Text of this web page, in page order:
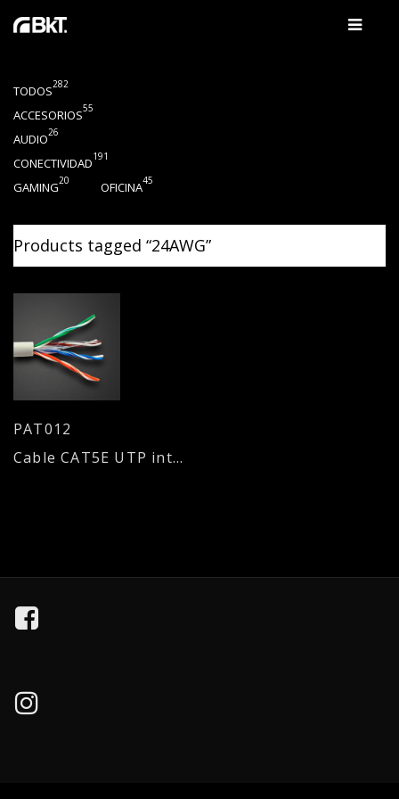
TODOS282
ACCESORIOS55
AUDIO26
CONECTIVIDAD191
GAMING20 OFICINA45
Products tagged “24AWG”
PAT012
Cable CAT5E UTP interior 24AWG, sólido gris